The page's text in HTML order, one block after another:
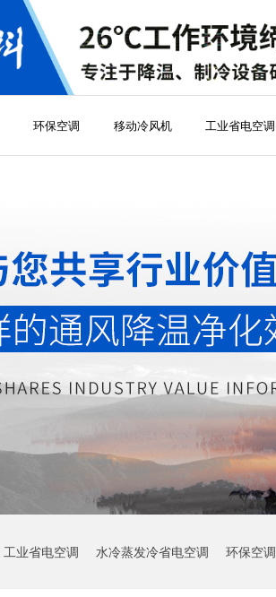
环保空调 移动冷风机 工业省电空调
工业省电空调 水冷蒸发冷省电空调 环保空调